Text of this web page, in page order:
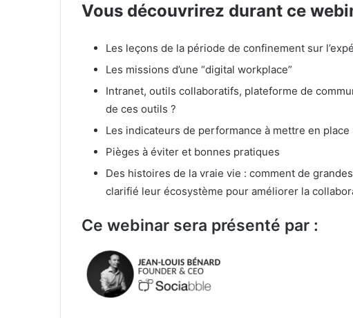
Vous découvrirez durant ce
Les leçons de la période de confinement sur
Les missions d’une “digital workplace”
Intranet, outils collaboratifs, plateforme de
de ces outils ?
Les indicateurs de performance à mettre en place
Pièges à éviter et bonnes pratiques
Des histoires de la vraie vie : comment de
clarifié leur écosystème pour améliorer la
Ce webinar sera présenté par :